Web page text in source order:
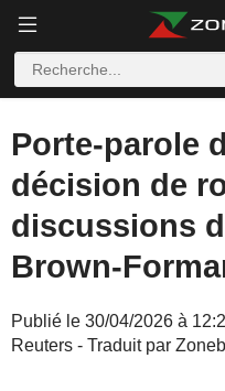
Porte-parole
décision de
discussions
Brown-
Publié le 30/04/2026 à
Reuters - Traduit par